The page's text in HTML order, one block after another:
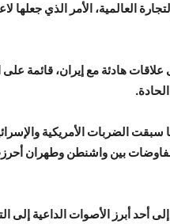
العالمية، الأمر الذي جعلها
هادئة مع إيران، قائمة على
سبقت الضربات الأمريكية
بين واشنطن وطهران
أحد أبرز الأصوات الداعية إلى